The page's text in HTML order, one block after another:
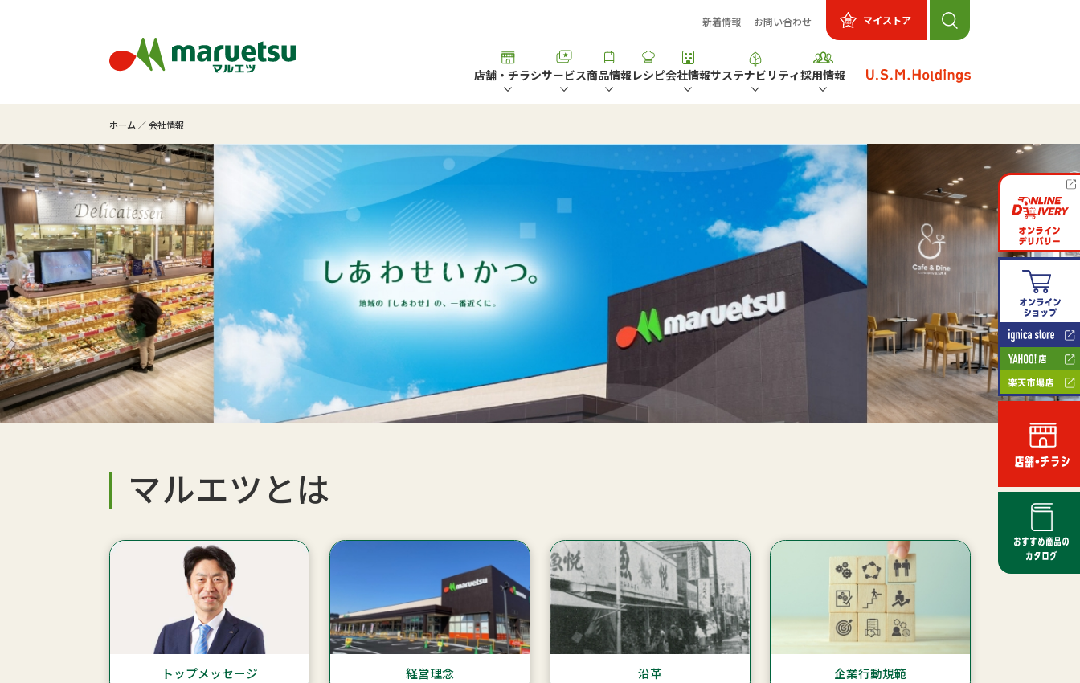
新着情報 お問い合わせ マイストア
店舗・チラシサービス商品情報 レシピ会社情報サステナビリティ採用情報
ホーム 会社情報
マルエツとは
トップメッセージ 経営理念 沿革 企業行動規範